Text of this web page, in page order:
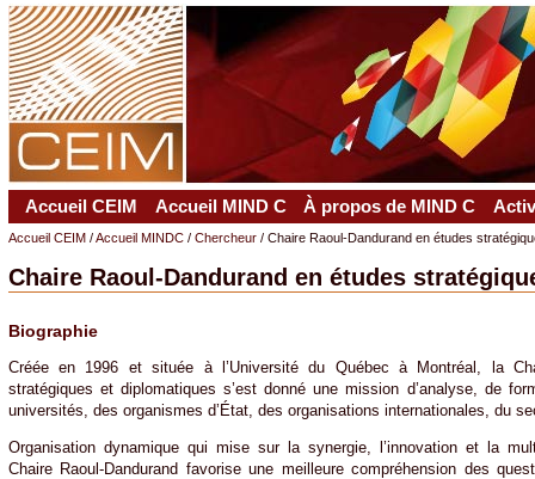
Accueil CEIM Accueil MIND C À propos de MIND C
Accueil CEIM/Accueil MINDC/ Chercheur/ Chaire Raoul-Dandurand en études
Chaire Raoul-Dandurand en études
Biographie
Créée en 1996 et située à l’Université du Québec à Montréal, la
stratégiques et diplomatiques s’est donné une mission d’analyse, de
universités, des organismes d’État, des organisations internationales, du
Organisation dynamique qui mise sur la synergie, l’innovation et la
Chaire Raoul-Dandurand favorise une meilleure compréhension des